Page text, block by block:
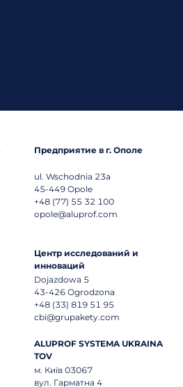
Предприятие в г. Ополе
ul. Wschodnia 23a
45-449 Opole
+48 (77) 55 32 100
opole@aluprof.com
Центр исследований и
инноваций
Dojazdowa 5
43-426 Ogrodzona
+48 (33) 819 51 95
cbi@grupakety.com
ALUPROF SYSTEMA UKRAINA
TOV
м. Київ 03067
вул. Гарматна 4